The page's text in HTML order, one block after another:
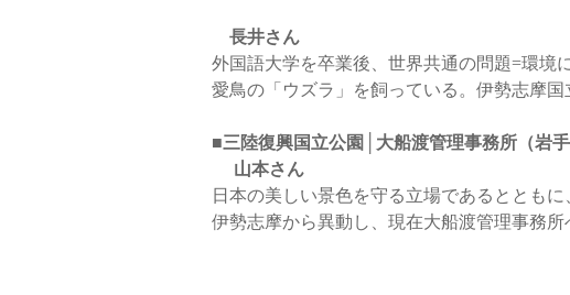
長井さん
外国語大学を卒業後、世界共通の問題=環境
愛鳥の「ウズラ」を飼っている。伊勢志摩
■三陸復興国立公園│大船渡管理事務所（岩手
山本さん
日本の美しい景色を守る立場であるととも
伊勢志摩から異動し、現在大船渡管理事務